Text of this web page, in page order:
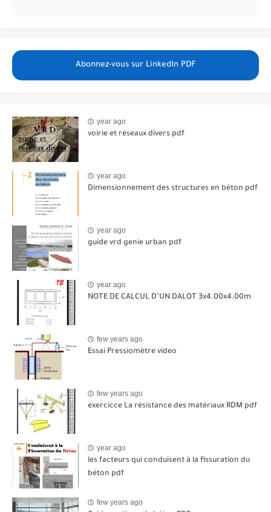
Abonnez-vous sur LinkedIn PDF
year ago
voirie et réseaux divers pdf
year ago
Dimensionnement des structures en béton pdf
year ago
guide vrd genie urban pdf
year ago
NOTE DE CALCUL D’UN DALOT 3x4.00x4.00m
few years ago
Essai Pressiomètre video
few years ago
exercicce La résistance des matériaux RDM pdf
year ago
les facteurs qui conduisent à la fissuration du
béton pdf
few years ago